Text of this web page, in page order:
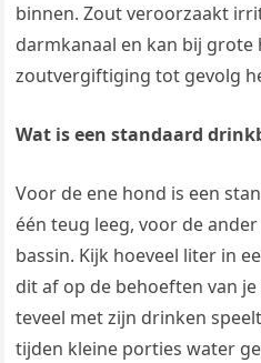
binnen. Zout veroorzaakt
darmkanaal en kan bij grote
zoutvergiftiging tot gevolg
Wat is een standaard
Voor de ene hond is een
één teug leeg, voor de
bassin. Kijk hoeveel liter in
dit af op de behoeften van
teveel met zijn drinken
tijden kleine porties water